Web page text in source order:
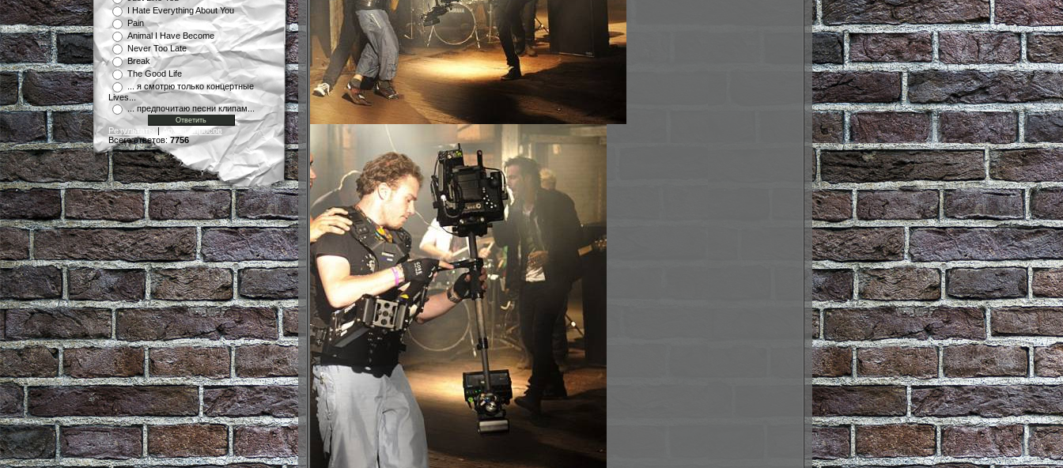
I Hate Everything About You
Pain
Animal I Have Become
Never Too Late
Break
The Good Life
... я смотрю только концертные
Lives...
... предпочитаю песни клипам...
Результаты | Архив опросов
Всего ответов: 7756